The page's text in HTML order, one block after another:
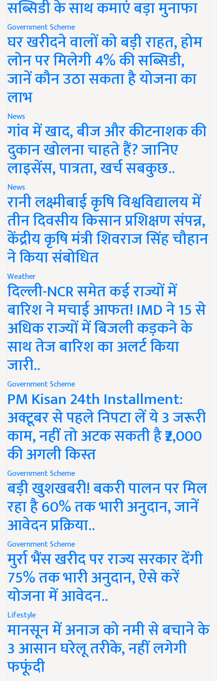
सब्सिडी के साथ कमाएं बड़ा मुनाफा
Government Scheme
घर खरीदने वालों को बड़ी राहत, होम
लोन पर मिलेगी 4% की सब्सिडी,
जानें कौन उठा सकता है योजना का
लाभ
News
गांव में खाद, बीज और कीटनाशक की
दुकान खोलना चाहते हैं? जानिए
लाइसेंस, पात्रता, खर्च सबकुछ..
News
रानी लक्ष्मीबाई कृषि विश्वविद्यालय में
तीन दिवसीय किसान प्रशिक्षण संपन्न,
केंद्रीय कृषि मंत्री शिवराज सिंह चौहान
ने किया संबोधित
Weather
दिल्ली-NCR समेत कई राज्यों में
बारिश ने मचाई आफत! IMD ने 15 से
अधिक राज्यों में बिजली कड़कने के
साथ तेज बारिश का अलर्ट किया
जारी..
Government Scheme
PM Kisan 24th Installment:
अक्टूबर से पहले निपटा लें ये 3 जरूरी
काम, नहीं तो अटक सकती है ₹2,000
की अगली किस्त
Government Scheme
बड़ी खुशखबरी! बकरी पालन पर मिल
रहा है 60% तक भारी अनुदान, जानें
आवेदन प्रक्रिया..
Government Scheme
मुर्रा भैंस खरीद पर राज्य सरकार देंगी
75% तक भारी अनुदान, ऐसे करें
योजना में आवेदन..
Lifestyle
मानसून में अनाज को नमी से बचाने के
3 आसान घरेलू तरीके, नहीं लगेगी
फफूंदी